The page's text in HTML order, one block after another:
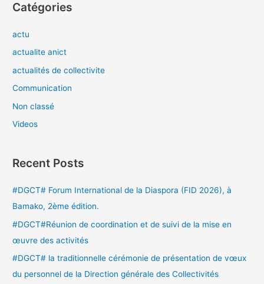
Catégories
actu
actualite anict
actualités de collectivite
Communication
Non classé
Videos
Recent Posts
#DGCT# Forum International de la Diaspora (FID 2026), à
Bamako, 2ème édition.
#DGCT#Réunion de coordination et de suivi de la mise en
œuvre des activités
#DGCT# la traditionnelle cérémonie de présentation de vœux
du personnel de la Direction générale des Collectivités